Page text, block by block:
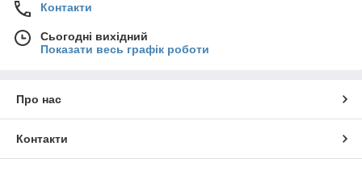
Контакти
Сьогодні вихідний
Показати весь графік роботи
Про нас
Контакти